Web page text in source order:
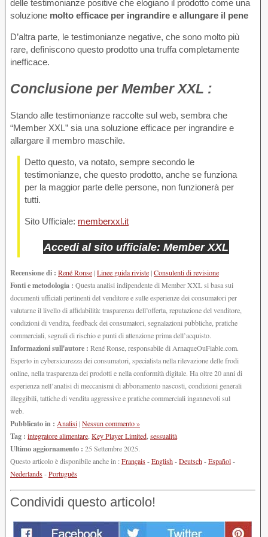
delle testimonianze positive che elogiano il prodotto come una
soluzione molto efficace per ingrandire e allungare il pene
D’altra parte, le testimonianze negative, che sono molto più
rare, definiscono questo prodotto una truffa completamente
inefficace.
Conclusione per Member XXL :
Stando alle testimonianze raccolte sul web, sembra che
“Member XXL” sia una soluzione efficace per ingrandire e
allargare il membro maschile.
Detto questo, va notato, sempre secondo le
testimonianze, che questo prodotto, anche se funziona
per la maggior parte delle persone, non funzionerà per
tutti.
Sito Ufficiale: memberxxl.it
Accedi al sito ufficiale: Member XXL
Recensione di : René Ronse|Linee guida riviste|Consulenti di revisione
Fonti e metodologia : Questa analisi indipendente di Member XXL si basa sui
documenti ufficiali pertinenti del venditore e sulle esperienze dei consumatori per
valutarne il livello di affidabilità: trasparenza dell’offerta, reputazione del venditore,
condizioni di vendita, feedback dei consumatori, segnalazioni pubbliche, pratiche
commerciali, segnali di rischio e punti di attenzione prima dell’acquisto.
Informazioni sull'autore : René Ronse, responsabile di ArnaqueOuFiable.com.
Esperto in cybersicurezza dei consumatori, specialista nella rilevazione delle frodi
online, nella trasparenza dei prodotti e nella conformità digitale. Ha oltre 20 anni di
esperienza nell’analisi di meccanismi di abbonamento nascosti, condizioni generali
illeggibili, tattiche di vendita aggressive e pratiche commerciali ingannevoli sul
web.
Pubblicato in : Analisi|Nessun commento »
Tag : integratore alimentare Key Player Limited sessualità
Ultimo aggiornamento : 25 Settembre 2025.
Questo articolo è disponibile anche in :Français-English-Deutsch-Español-
Nederlands-Português
Condividi questo articolo!